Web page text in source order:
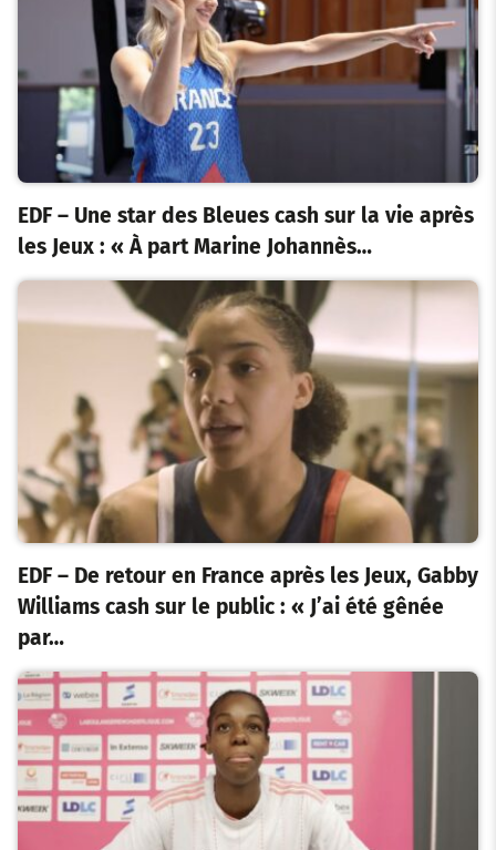
EDF – Une star des Bleues cash sur la vie après
les Jeux : « À part Marine Johannès…
EDF – De retour en France après les Jeux, Gabby
Williams cash sur le public : « J’ai été gênée
par…